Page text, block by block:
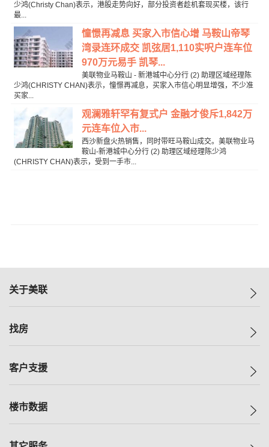
少鸿(Christy Chan)表示，港股走势向好，部分投资者趁机套现买楼，该行
最...
憧憬再减息 买家入市信心增 马鞍山帝琴
湾录连环成交 凯弦居1,110实呎户连车位
970万元易手 凯琴...
美联物业马鞍山 - 新港城中心分行 (2) 助理区域经理陈
少鸿(CHRISTY CHAN)表示，憧憬再减息，买家入市信心明显增强，不少准
买家...
观澜雅轩罕有复式户 金融才俊斥1,842万
元连车位入市...
西沙新盘火热销售，同时带旺马鞍山成交。美联物业马
鞍山-新港城中心分行 (2) 助理区域经理陈少鸿
(CHRISTY CHAN)表示，受到一手市...
关于美联
美联集团
人才招募
找房
一手新房
减价
客户支援
自助放盘
楼市数据
指数